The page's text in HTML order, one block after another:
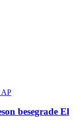
besegrade El